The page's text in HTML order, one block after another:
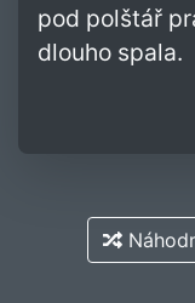
pod polštář
dlouho spala.